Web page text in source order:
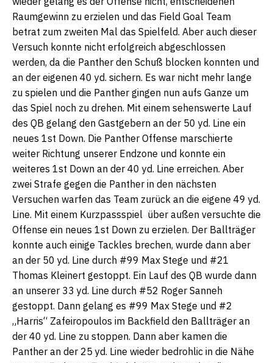
Raumgewinn zu erzielen und das Field Goal Team
betrat zum zweiten Mal das Spielfeld. Aber auch dieser
Versuch konnte nicht erfolgreich abgeschlossen
werden, da die Panther den Schuß blocken konnten und
an der eigenen 40 yd. sichern. Es war nicht mehr lange
zu spielen und die Panther gingen nun aufs Ganze um
das Spiel noch zu drehen. Mit einem sehenswerte Lauf
des QB gelang den Gastgebern an der 50 yd. Line ein
neues 1st Down. Die Panther Offense marschierte
weiter Richtung unserer Endzone und konnte ein
weiteres 1st Down an der 40 yd. Line erreichen. Aber
zwei Strafe gegen die Panther in den nächsten
Versuchen warfen das Team zurück an die eigene 49 yd.
Line. Mit einem Kurzpassspiel über außen versuchte die
Offense ein neues 1st Down zu erzielen. Der Ballträger
konnte auch einige Tackles brechen, wurde dann aber
an der 50 yd. Line durch #99 Max Stege und #21
Thomas Kleinert gestoppt. Ein Lauf des QB wurde dann
an unserer 33 yd. Line durch #52 Roger Sanneh
gestoppt. Dann gelang es #99 Max Stege und #2
„Harris“ Zafeiropoulos im Backfield den Ballträger an
der 40 yd. Line zu stoppen. Dann aber kamen die
Panther an der 25 yd. Line wieder bedrohlic in die Nähe